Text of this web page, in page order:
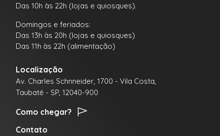
Das 10h às 22h (lojas e quiosques).
Domingos e feriados:
Das 13h às 20h (lojas e quiosques)
Das 11h às 22h (alimentação)
Localização
Av. Charles Schnneider, 1700 - Vila Costa,
Taubaté - SP, 12040-900
Como chegar?
Contato